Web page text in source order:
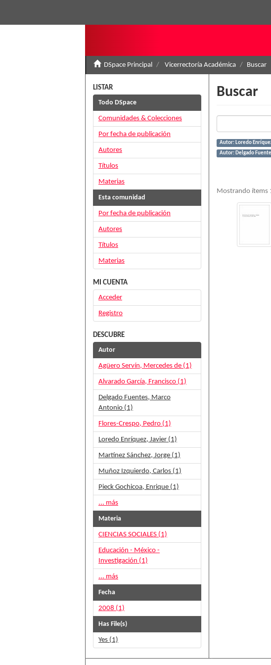
DSpace Principal Vicerrectoría Académica Buscar
Buscar
Autor: Loredo
Autor: Delgado
Mostrando ítems
LISTAR
Todo DSpace
Comunidades & Colecciones
Por fecha de publicación
Autores
Títulos
Materias
Esta comunidad
Por fecha de publicación
Autores
Títulos
Materias
MI CUENTA
Acceder
Registro
DESCUBRE
Autor
Agüero Servín, Mercedes de (1)
Alvarado García, Francisco (1)
Delgado Fuentes, Marco
Antonio (1)
Flores-Crespo, Pedro (1)
Loredo Enríquez, Javier (1)
Martínez Sánchez, Jorge (1)
Muñoz Izquierdo, Carlos (1)
Pieck Gochicoa, Enrique (1)
... más
Materia
CIENCIAS SOCIALES (1)
Educación - México -
Investigación (1)
... más
Fecha
2008 (1)
Has File(s)
Yes (1)